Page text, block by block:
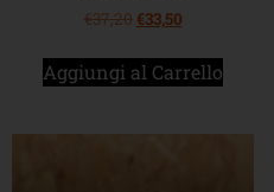
€37,20 €33,50
Aggiungi al Carrello